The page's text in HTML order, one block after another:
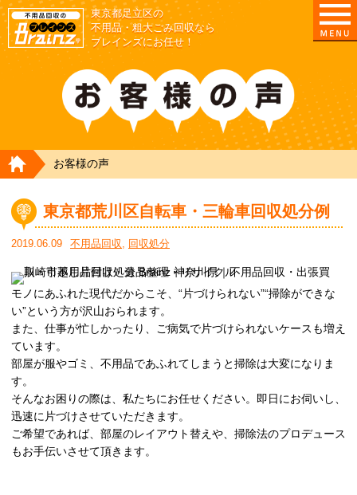
東京都足立区の
不用品・粗大ごみ回収なら
ブレインズにお任せ！
HOME
お客様の声
東京都荒川区自転車・三輪車回収処分例
2019.06.09 不用品回収, 回収処分
モノにあふれた現代だからこそ、“片づけられない”“掃除ができな
い”という方が沢山おられます。
また、仕事が忙しかったり、ご病気で片づけられないケースも増え
ています。
部屋が服やゴミ、不用品であふれてしまうと掃除は大変になりま
す。
そんなお困りの際は、私たちにお任せください。即日にお伺いし、
迅速に片づけさせていただきます。
ご希望であれば、部屋のレイアウト替えや、掃除法のプロデュース
もお手伝いさせて頂きます。